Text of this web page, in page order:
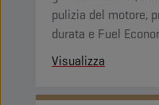
pulizia del motore,
durata e Fuel
Visualizza